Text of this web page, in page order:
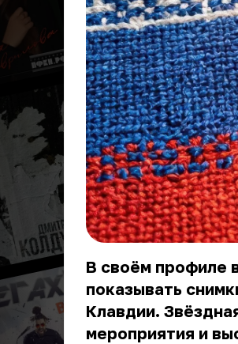
В своём профиле
показывать
Клавдии.
мероприятия и